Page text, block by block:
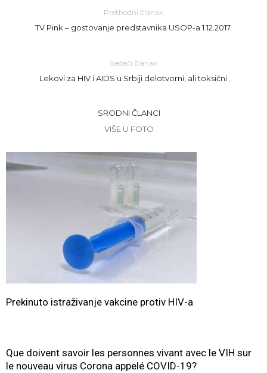
Prethodni članak
TV Pink – gostovanje predstavnika USOP-a 1.12.2017.
Sledeći članak
Lekovi za HIV i AIDS u Srbiji delotvorni, ali toksični
SRODNI ČLANCI
VIŠE U FOTO
Prekinuto istraživanje vakcine protiv HIV-a
Que doivent savoir les personnes vivant avec le VIH sur
le nouveau virus Corona appelé COVID-19?